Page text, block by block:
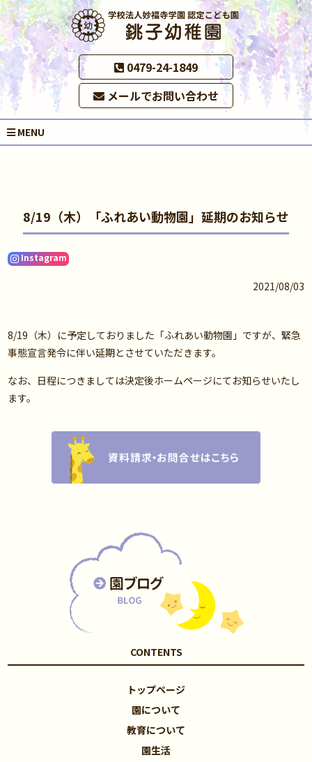
0479-24-1849
メールでお問い合わせ
MENU
8/19（木）「ふれあい動物園」延期のお知らせ
Instagram
2021/08/03
8/19（木）に予定しておりました「ふれあい動物園」ですが、緊急
事態宣言発令に伴い延期とさせていただきます。
なお、日程につきましては決定後ホームページにてお知らせいたし
ます。
CONTENTS
トップページ
園について
教育について
園生活